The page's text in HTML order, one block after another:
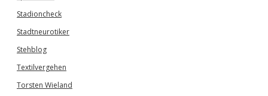
Stadioncheck
Stadtneurotiker
Stehblog
Textilvergehen
Torsten Wieland